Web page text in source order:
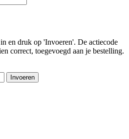
en druk op 'Invoeren'. De actiecode
correct, toegevoegd aan je bestelling.
Invoeren